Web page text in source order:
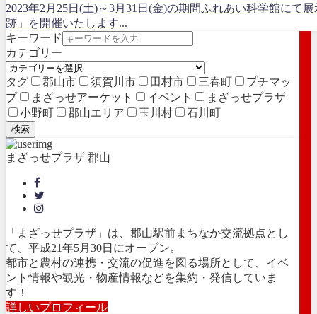
2023年2月25日(土)～3月31日(金)の期間ふれあい科学館にて
跡」を開催いたします...
キーワード
カテゴリー
タグ 郡山市 須賀川市 田村市 三春町
プチマッ
プ
まざっせアーケット イベント
まざっせプラザ
小野町
郡山エリア 玉川村 石川町
検索
まざっせプラザ 郡山
「まざっせプラザ」は、郡山駅前まちなか交流拠点とし
て、平成21年5月30日にオープン。
都市と農村の連携・交流の促進を図る場所として、イベ
ント情報や観光・物産情報などを集約・発信していま
す！
詳しいプロフィール